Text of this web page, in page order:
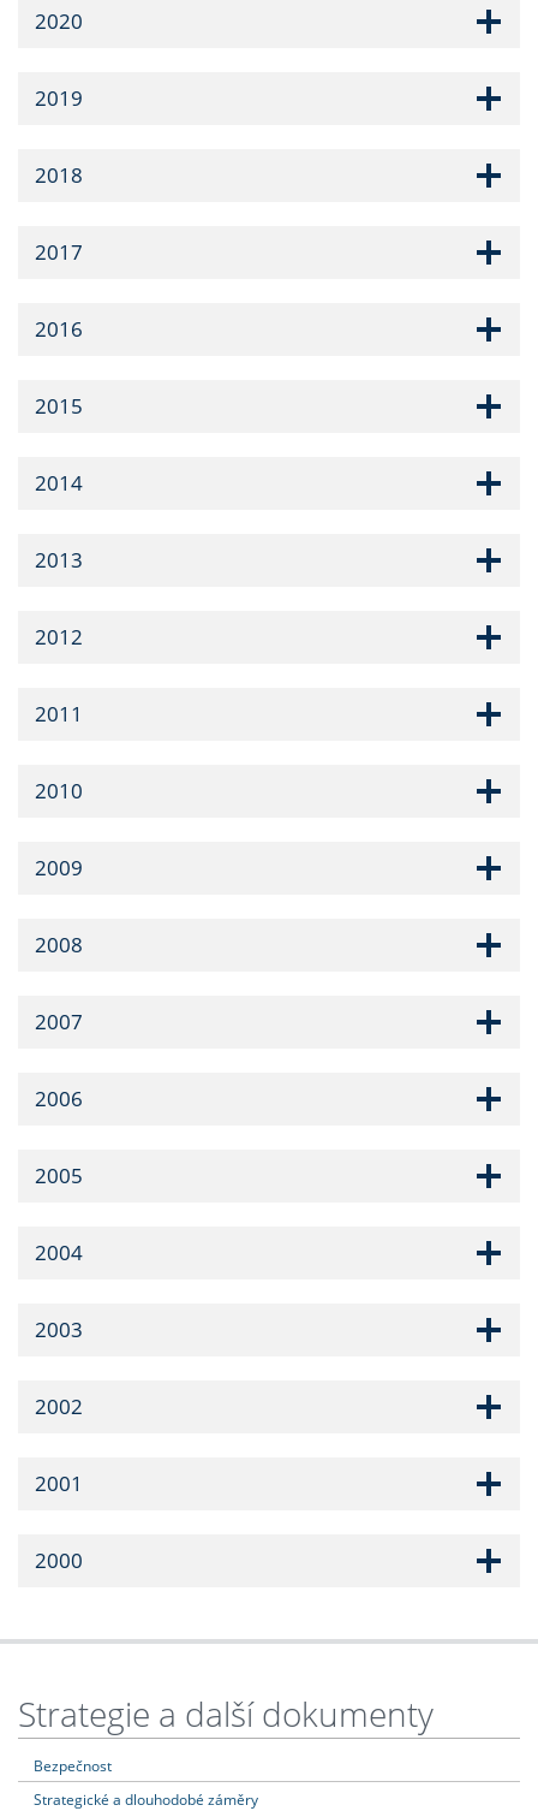
2020
2019
2018
2017
2016
2015
2014
2013
2012
2011
2010
2009
2008
2007
2006
2005
2004
2003
2002
2001
2000
Strategie a další dokumenty
Bezpečnost
Strategické a dlouhodobé záměry